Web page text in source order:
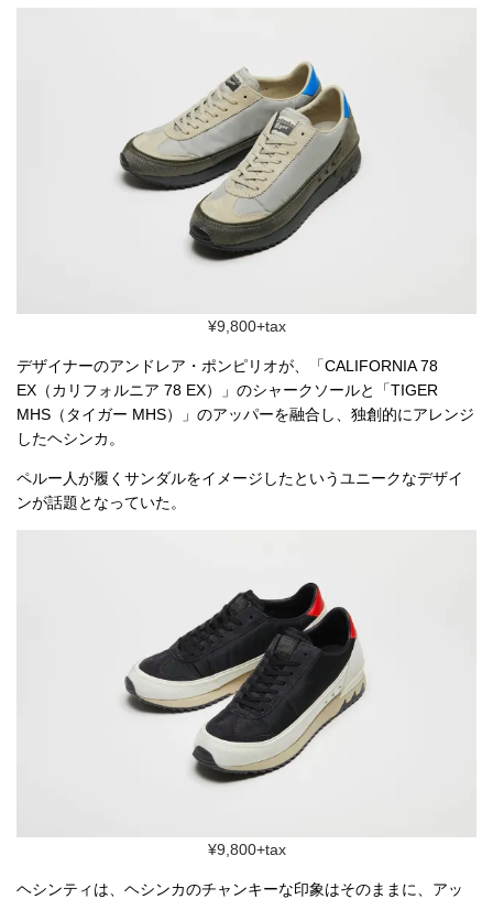
¥9,800+tax
デザイナーのアンドレア・ポンピリオが、「CALIFORNIA 78
EX（カリフォルニア 78 EX）」のシャークソールと「TIGER
MHS（タイガー MHS）」のアッパーを融合し、独創的にアレンジ
したヘシンカ。
ペルー人が履くサンダルをイメージしたというユニークなデザイ
ンが話題となっていた。
¥9,800+tax
ヘシンティは、ヘシンカのチャンキーな印象はそのままに、アッ